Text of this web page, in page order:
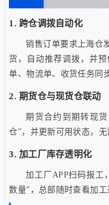
1. 跨仓调拨自动化
销售订单要求上海仓
货，自动推荐调拨，并
单、物流单、收货任务同
2. 期货仓与现货仓联动
期货合约到期转现
仓”，并更新可用状态，无
3. 加工厂库存透明化
加工厂APP扫码报工
数量”，总部随时查看加工